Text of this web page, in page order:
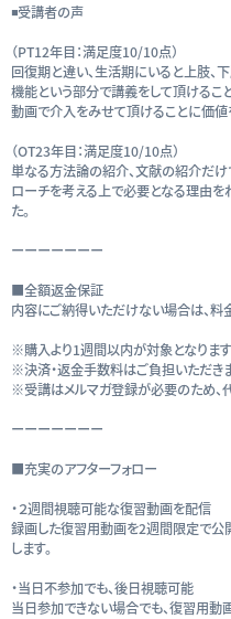
◾️受講者の声
（PT12年目：満足度10/10点）
回復期と違い、生活期にいると上肢、
機能という部分で講義をして頂けるこ
動画で介入をみせて頂けることに価値
（OT23年目：満足度10/10点）
単なる方法論の紹介、文献の紹介だけ
ローチを考える上で必要となる理由を
た。
ーーーーーーー
■全額返金保証
内容にご納得いただけない場合は、料
※購入より1週間以内が対象となります
※決済・返金手数料はご負担いただき
※受講はメルマガ登録が必要のため、
ーーーーーーー
■充実のアフターフォロー
・２週間視聴可能な復習動画を配信
録画した復習用動画を2週間限定で公
します。
・当日不参加でも、後日視聴可能
当日参加できない場合でも、復習用動